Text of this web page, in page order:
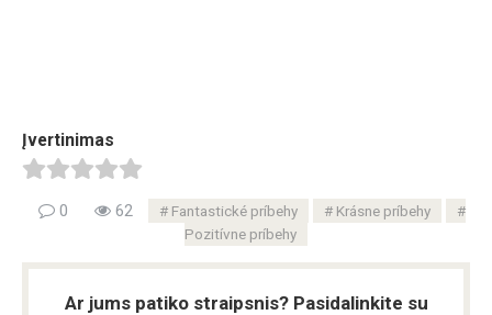
Įvertinimas
0 62 Fantastické príbehy
Krásne príbehy
Pozitívne príbehy
Ar jums patiko straipsnis? Pasidalinkite su